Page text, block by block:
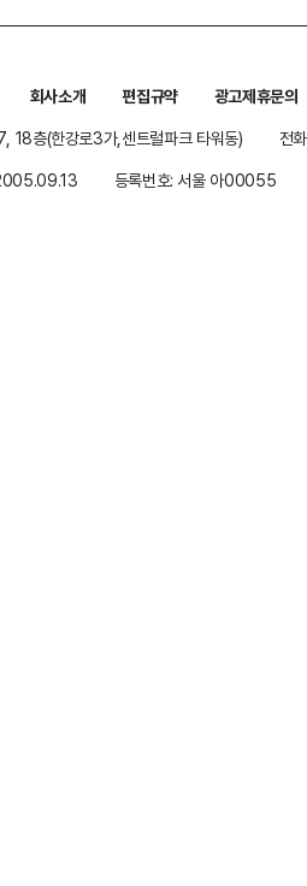
회사소개 편집규약
광고제휴문의
18층(한강로3가,센트럴파크 타워동)
전
등록번호: 서울 아00055